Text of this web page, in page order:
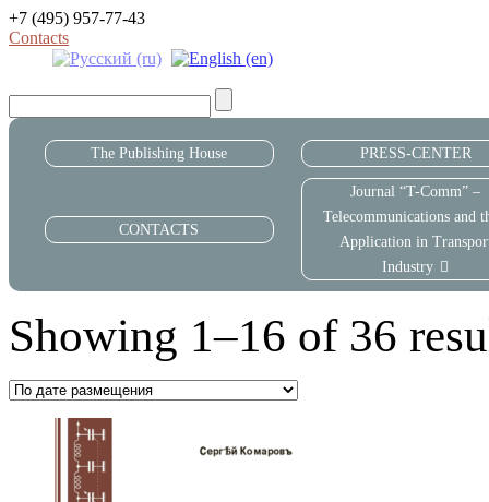
+7 (495) 957-77-43
Contacts
The Publishing House PRESS-CENTER
CONTACTS
Journal “T-Comm” –
Telecommunications and
Application in
Industry
Showing 1–16 of 36